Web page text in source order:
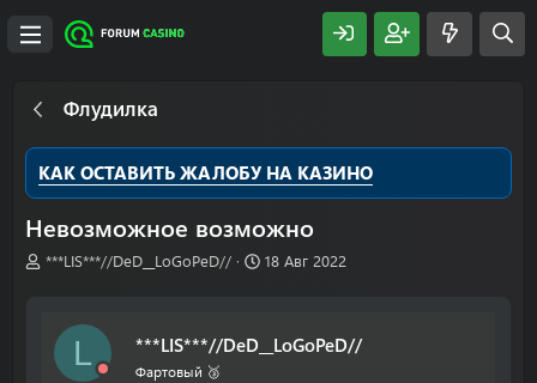
Флудилка
КАК ОСТАВИТЬ ЖАЛОБУ НА КАЗИНО
Невозможное возможно
А
***LIS***//DeD__LoGoPeD//
Д
18 Авг 2022
L ***LIS***//DeD__LoGoPeD//
Фартовый 🥉